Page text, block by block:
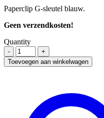
Paperclip G-sleutel blauw.
Geen verzendkosten!
Quantity
Toevoegen aan winkelwagen